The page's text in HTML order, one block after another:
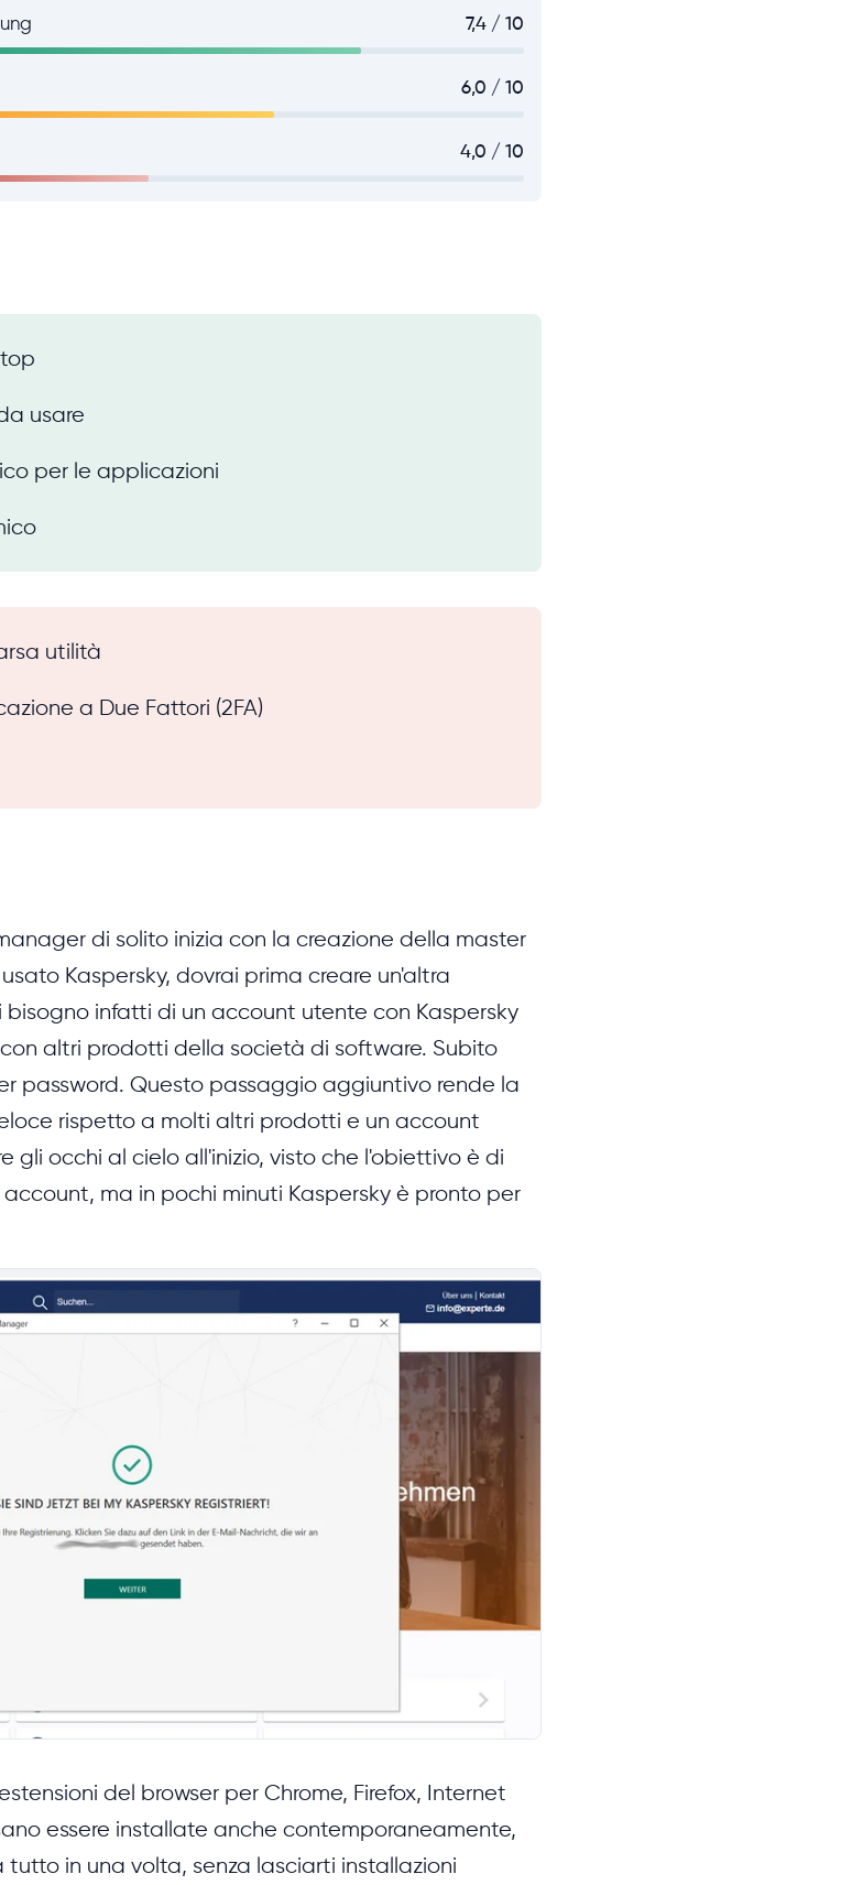
7,4 / 10
6,0 / 10
4,0 / 10
usare
per le applicazioni
utilità
a Due Fattori (2FA)
di solito inizia con la creazione della master
Kaspersky, dovrai prima creare un'altra
infatti di un account utente con Kaspersky
altri prodotti della società di software. Subito
password. Questo passaggio aggiuntivo rende la
rispetto a molti altri prodotti e un account
gli occhi al cielo all'inizio, visto che l'obiettivo è di
ma in pochi minuti Kaspersky è pronto per
del browser per Chrome, Firefox, Internet
essere installate anche contemporaneamente,
tutto in una volta, senza lasciarti installazioni